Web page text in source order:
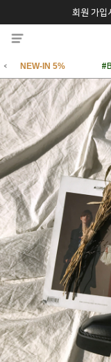
회원 가입
추석 특별 할
NEW-IN 5%